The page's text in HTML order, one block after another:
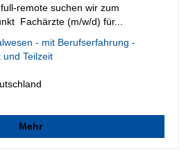
remote suchen wir zum
Fachärzte (m/w/d) für...
- mit Berufserfahrung -
und Teilzeit
Mehr